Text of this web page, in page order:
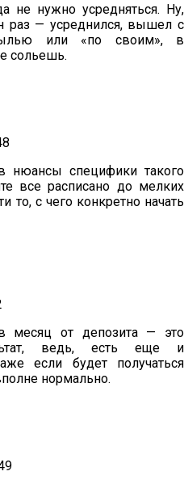
не нужно усредняться. Ну,
раз — усреднился, вышел с
или «по своим», в
сольешь.
нюансы специфики такого
все расписано до мелких
то, с чего конкретно начать
месяц от депозита — это
ведь, есть еще и
если будет получаться
нормально.